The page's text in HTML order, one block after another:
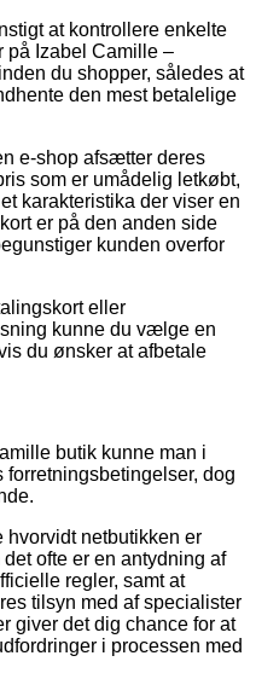
at kontrollere enkelte
på Izabel Camille –
du shopper, således at
den mest betalelige
e-shop afsætter deres
som er umådelig letkøbt,
karakteristika der viser en
er på den anden side
kunden overfor
eller
kunne du vælge en
du ønsker at afbetale
butik kunne man i
dog
hvorvidt netbutikken er
ofte er en antydning af
regler, samt at
tilsyn med af specialister
giver det dig chance for at
i processen med